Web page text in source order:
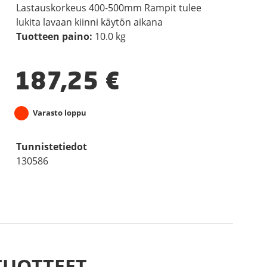
Lastauskorkeus 400-500mm Rampit tulee
lukita lavaan kiinni käytön aikana
Tuotteen paino: 10.0 kg
187,25 €
Varasto loppu
Tunnistetiedot
130586